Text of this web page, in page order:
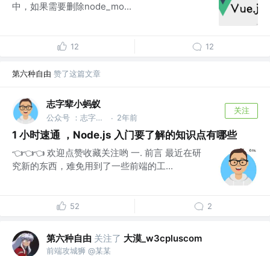
中，如果需要删除node_mo...
12 12
第六种自由 赞了这篇文章
志字辈小蚂蚁
公众号 ：志字辈小蚂蚁 @武汉 · 2年前
关注
1 小时速通 ，Node.js 入门要了解的知识点有哪些
👈👈👈 欢迎点赞收藏关注哟 一. 前言 最近在研
究新的东西，难免用到了一些前端的工...
52 2
第六种自由 关注了 大漠_w3cpluscom
前端攻城狮 @某某